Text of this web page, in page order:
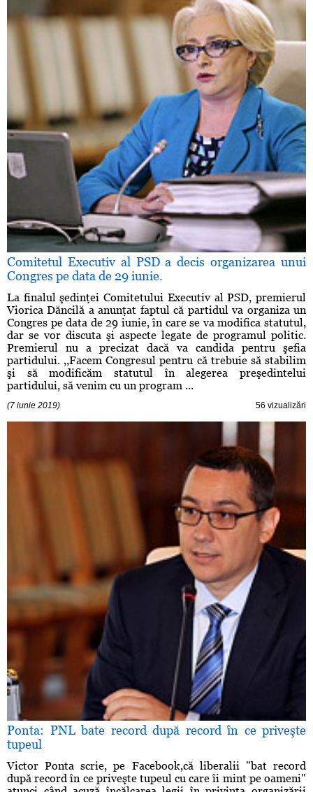
Comitetul Executiv al PSD a decis organizarea unui
Congres pe data de 29 iunie.
La finalul şedinţei Comitetului Executiv al PSD, premierul
Viorica Dăncilă a anunţat faptul că partidul va organiza un
Congres pe data de 29 iunie, în care se va modifica statutul,
dar se vor discuta şi aspecte legate de programul politic.
Premierul nu a precizat dacă va candida pentru şefia
partidului. ,,Facem Congresul pentru că trebuie să stabilim
şi să modificăm statutul în alegerea preşedintelui
partidului, să venim cu un program ...
(7 iunie 2019) 56 vizualizări
Ponta: PNL bate record după record în ce priveşte
tupeul
Victor Ponta scrie, pe Facebook,că liberalii "bat record
după record în ce priveşte tupeul cu care îi mint pe oameni"